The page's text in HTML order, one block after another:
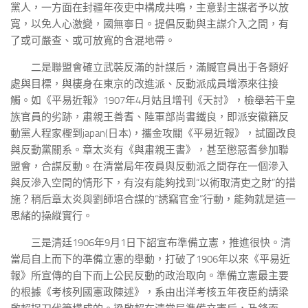
黨人，一方面在封疆年夜吏中構成共鳴，主意對主謀者予以放
寬，以免人心激變，國無寧日。提倡反動與主謀介入之間，有
了或可嚴查、或可放寬的含混地帶。
二是聯盟會確立武裝反滿的計謀后，滿贓官員出于各類好
處與目標，與棲身在東京的改進派、反動派成員增添來往接
觸。如《平易近報》1907年4月姑且增刊《天討》，檢舉若干皇
族官員的劣跡，肅親王善耆、陸軍部尚書鐵良，即派安徽籍反
動黨人程家檉到japan(日本)，攜金攻關《平易近報》，試圖改良
與反動黨關系。章太炎有《與肅親王書》，甚至懲惡耆參加聯
盟會，合謀反動。在清當局年夜員與反動派之間存在一個滲入
與反滲入空間的情形下，有沒有能夠找到“以術取清吏之財”的措
施？稍后章太炎與劉師培合謀的“誘竊官金”行動，能夠就是這一
思緒的操縱實行。
三是清廷1906年9月1日下詔宣布準備立憲，推進很快。清
當局自上而下的準備立憲的舉動，打破了1906年以來《平易近
報》所宣傳的自下而上公民反動的政治取向。準備立憲最主要
的根據《考核列國憲政陳述》，系由出洋考核五年夜臣約請梁